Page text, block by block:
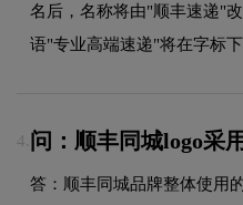
名后，名称将由"顺丰速递"
语"专业高端速递"将在字标
4. 问：顺丰同城logo采
答：顺丰同城品牌整体使用